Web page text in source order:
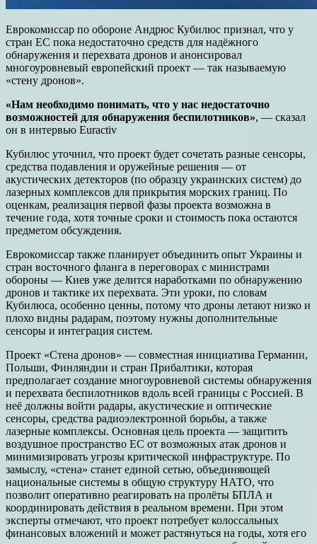
Еврокомиссар по обороне Андрюс Кубилюс признал, что у
стран ЕС пока недостаточно средств для надёжного
обнаружения и перехвата дронов и анонсировал
многоуровневый европейский проект — так называемую
«стену дронов».
«Нам необходимо понимать, что у нас недостаточно
возможностей для обнаружения беспилотников», — сказал
он в интервью Euractiv
Кубилюс уточнил, что проект будет сочетать разные сенсоры,
средства подавления и оружейные решения — от
акустических детекторов (по образцу украинских систем) до
лазерных комплексов для прикрытия морских границ. По
оценкам, реализация первой фазы проекта возможна в
течение года, хотя точные сроки и стоимость пока остаются
предметом обсуждения.
Еврокомиссар также планирует объединить опыт Украины и
стран восточного фланга в переговорах с министрами
обороны — Киев уже делится наработками по обнаружению
дронов и тактике их перехвата. Эти уроки, по словам
Кубилюса, особенно ценны, потому что дроны летают низко и
плохо видны радарам, поэтому нужны дополнительные
сенсоры и интеграция систем.
Проект «Стена дронов» — совместная инициатива Германии,
Польши, Финляндии и стран Прибалтики, которая
предполагает создание многоуровневой системы обнаружения
и перехвата беспилотников вдоль всей границы с Россией. В
неё должны войти радары, акустические и оптические
сенсоры, средства радиоэлектронной борьбы, а также
лазерные комплексы. Основная цель проекта — защитить
воздушное пространство ЕС от возможных атак дронов и
минимизировать угрозы критической инфраструктуре. По
замыслу, «стена» станет единой сетью, объединяющей
национальные системы в общую структуру НАТО, что
позволит оперативно реагировать на пролёты БПЛА и
координировать действия в реальном времени. При этом
эксперты отмечают, что проект потребует колоссальных
финансовых вложений и может растянуться на годы, хотя его